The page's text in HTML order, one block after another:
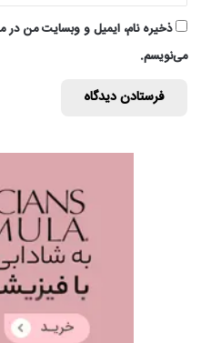
ذخیره نام، ایمیل و وبسایت من در
می‌نویسم.